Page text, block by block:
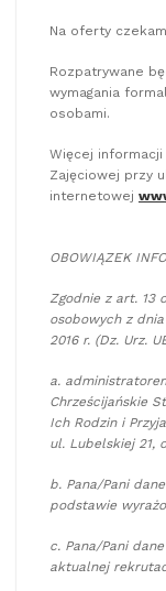
Na oferty
Rozpatrywane
wymagania
osobami.
Więcej
Zajęciowej przy
internetowej
OBOWIĄZEK
Zgodnie z art. 13
osobowych z
2016 r. (Dz. Urz.
a.
Chrześcijańskie
Ich Rodzin i
ul. Lubelskiej 21,
b. Pana/Pani
podstawie
c. Pana/Pani
aktualnej